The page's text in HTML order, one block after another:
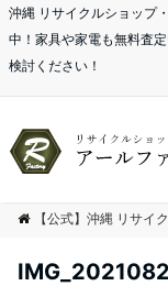
沖縄 リサイクルショップ
中！家具や家電も無料査
検討ください！
【公式】沖縄 リサイ